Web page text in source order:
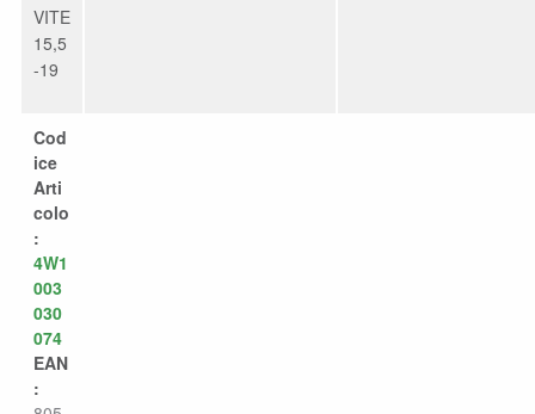
VITE
15,5
-19
Cod
ice
Arti
colo
:
4W1
003
030
074
EAN
: